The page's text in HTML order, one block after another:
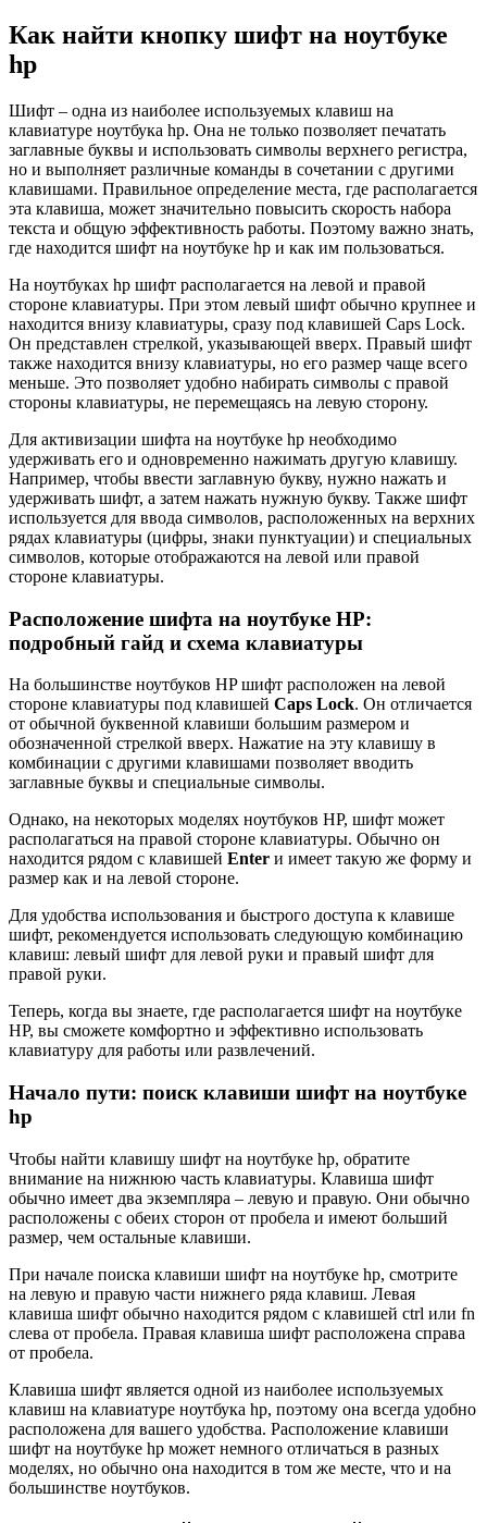
Как найти кнопку шифт на ноутбуке
hp
Шифт – одна из наиболее используемых клавиш на
клавиатуре ноутбука hp. Она не только позволяет печатать
заглавные буквы и использовать символы верхнего регистра,
но и выполняет различные команды в сочетании с другими
клавишами. Правильное определение места, где располагается
эта клавиша, может значительно повысить скорость набора
текста и общую эффективность работы. Поэтому важно знать,
где находится шифт на ноутбуке hp и как им пользоваться.
На ноутбуках hp шифт располагается на левой и правой
стороне клавиатуры. При этом левый шифт обычно крупнее и
находится внизу клавиатуры, сразу под клавишей Caps Lock.
Он представлен стрелкой, указывающей вверх. Правый шифт
также находится внизу клавиатуры, но его размер чаще всего
меньше. Это позволяет удобно набирать символы с правой
стороны клавиатуры, не перемещаясь на левую сторону.
Для активизации шифта на ноутбуке hp необходимо
удерживать его и одновременно нажимать другую клавишу.
Например, чтобы ввести заглавную букву, нужно нажать и
удерживать шифт, а затем нажать нужную букву. Также шифт
используется для ввода символов, расположенных на верхних
рядах клавиатуры (цифры, знаки пунктуации) и специальных
символов, которые отображаются на левой или правой
стороне клавиатуры.
Расположение шифта на ноутбуке HP:
подробный гайд и схема клавиатуры
На большинстве ноутбуков HP шифт расположен на левой
стороне клавиатуры под клавишей Caps Lock. Он отличается
от обычной буквенной клавиши большим размером и
обозначенной стрелкой вверх. Нажатие на эту клавишу в
комбинации с другими клавишами позволяет вводить
заглавные буквы и специальные символы.
Однако, на некоторых моделях ноутбуков HP, шифт может
располагаться на правой стороне клавиатуры. Обычно он
находится рядом с клавишей Enter и имеет такую же форму и
размер как и на левой стороне.
Для удобства использования и быстрого доступа к клавише
шифт, рекомендуется использовать следующую комбинацию
клавиш: левый шифт для левой руки и правый шифт для
правой руки.
Теперь, когда вы знаете, где располагается шифт на ноутбуке
HP, вы сможете комфортно и эффективно использовать
клавиатуру для работы или развлечений.
Начало пути: поиск клавиши шифт на ноутбуке
hp
Чтобы найти клавишу шифт на ноутбуке hp, обратите
внимание на нижнюю часть клавиатуры. Клавиша шифт
обычно имеет два экземпляра – левую и правую. Они обычно
расположены с обеих сторон от пробела и имеют больший
размер, чем остальные клавиши.
При начале поиска клавиши шифт на ноутбуке hp, смотрите
на левую и правую части нижнего ряда клавиш. Левая
клавиша шифт обычно находится рядом с клавишей ctrl или fn
слева от пробела. Правая клавиша шифт расположена справа
от пробела.
Клавиша шифт является одной из наиболее используемых
клавиш на клавиатуре ноутбука hp, поэтому она всегда удобно
расположена для вашего удобства. Расположение клавиши
шифт на ноутбуке hp может немного отличаться в разных
моделях, но обычно она находится в том же месте, что и на
большинстве ноутбуков.